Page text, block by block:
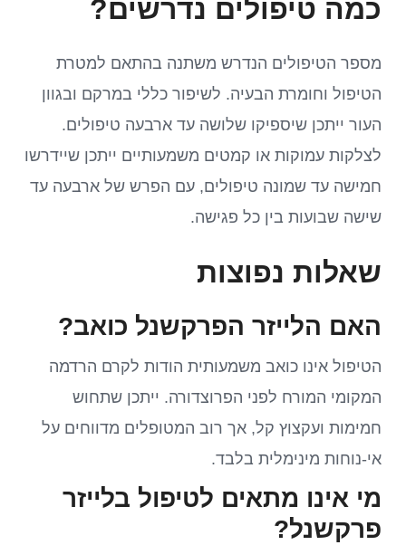
כמה טיפולים נדרשים?
מספר הטיפולים הנדרש משתנה בהתאם למטרת
הטיפול וחומרת הבעיה. לשיפור כללי במרקם ובגוון
העור ייתכן שיספיקו שלושה עד ארבעה טיפולים.
לצלקות עמוקות או קמטים משמעותיים ייתכן שיידרשו
חמישה עד שמונה טיפולים, עם הפרש של ארבעה עד
שישה שבועות בין כל פגישה.
שאלות נפוצות
האם הלייזר הפרקשנל כואב?
הטיפול אינו כואב משמעותית הודות לקרם הרדמה
המקומי המורח לפני הפרוצדורה. ייתכן שתחוש
חמימות ועקצוץ קל, אך רוב המטופלים מדווחים על
אי-נוחות מינימלית בלבד.
מי אינו מתאים לטיפול בלייזר
פרקשנל?